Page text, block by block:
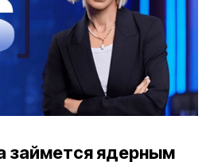
займется ядерным